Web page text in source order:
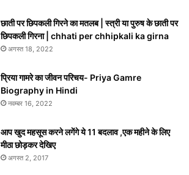
छाती पर छिपकली गिरने का मतलब | स्त्री या पुरुष के छाती पर
छिपकली गिरना | chhati per chhipkali ka girna
अगस्त 18, 2022
प्रिया गामरे का जीवन परिचय- Priya Gamre
Biography in Hindi
नवम्बर 16, 2022
आप खुद महसूस करने लगेंगे ये 11 बदलाव ,एक महीने के लिए
मीठा छोड़कर देखिए
अगस्त 2, 2017